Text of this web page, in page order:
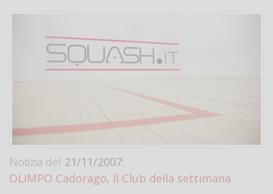
Notizia del 21/11/2007:
OLIMPO Cadorago, il Club della settimana